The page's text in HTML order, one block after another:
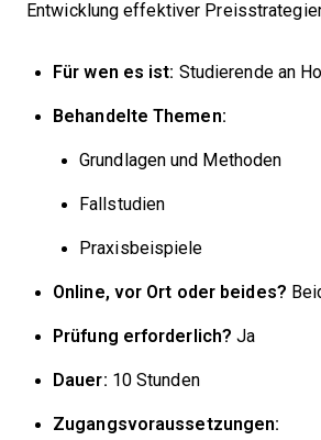
Entwicklung effektiver
Für wen es ist: Studierende an
Behandelte Themen:
Grundlagen und Methoden
Fallstudien
Praxisbeispiele
Online, vor Ort oder beides?
Prüfung erforderlich? Ja
Dauer: 10 Stunden
Zugangsvoraussetzungen: